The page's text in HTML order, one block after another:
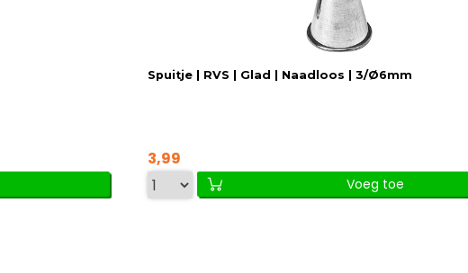
Spuitje | RVS | Glad | Naadloos | 3/Ø6mm
3,99
Voeg toe